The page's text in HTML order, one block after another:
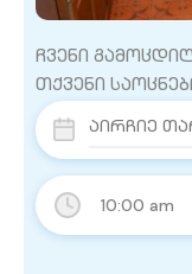
10:00 am
ჩვენი
თქვენი